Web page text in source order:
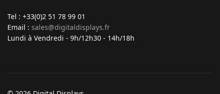
Tel : +33(0)2 51 78 99 01
Email : sales@digitaldisplays.fr
Lundi à Vendredi - 9h/12h30 - 14h/18h